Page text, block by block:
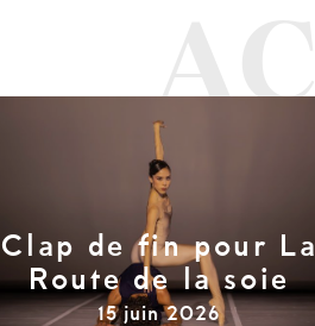
Clap de fin pour La
Route de la soie
15 juin 2026